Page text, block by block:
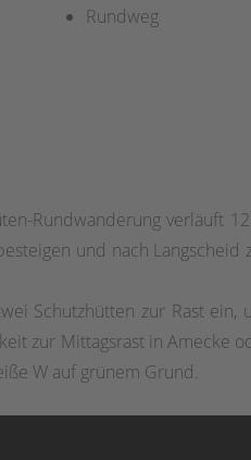
Rundweg
Rundwanderung verläuft
und nach
Schutzhütten zur Rast
zur Mittagsrast in Amecke
W auf grünem Grund.